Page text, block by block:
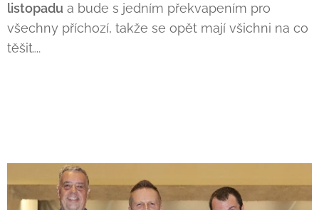
listopadu a bude s jedním překvapením pro
všechny příchozí, takže se opět mají všichni na co
těšit….